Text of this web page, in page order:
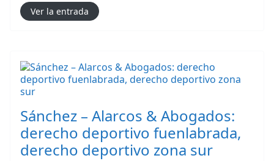
Ver la entrada
Sánchez – Alarcos & Abogados:
derecho deportivo fuenlabrada,
derecho deportivo zona sur